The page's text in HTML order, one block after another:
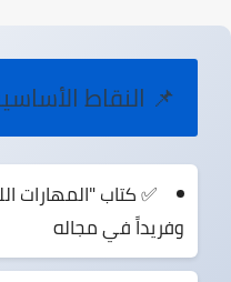
📌 النقاط
✅ كتاب"المهارات
وفريداً في مجاله